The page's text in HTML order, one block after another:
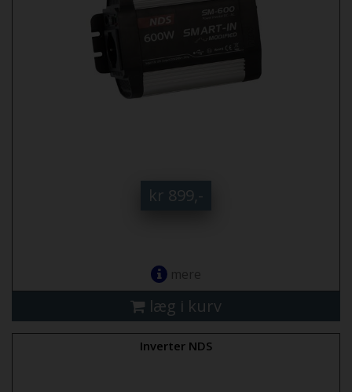
kr 899,-
mere
læg i kurv
Inverter NDS